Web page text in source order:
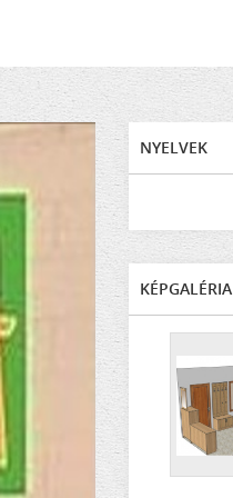
NYELVEK
KÉPGALÉRIA